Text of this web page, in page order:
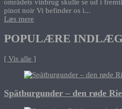
områdets vinbrug skulle se ud i
pinot noir Vi befinder os i...
Læs mere
POPULÆRE INDLÆG
[ Vis alle ]
Spätburgunder – den røde